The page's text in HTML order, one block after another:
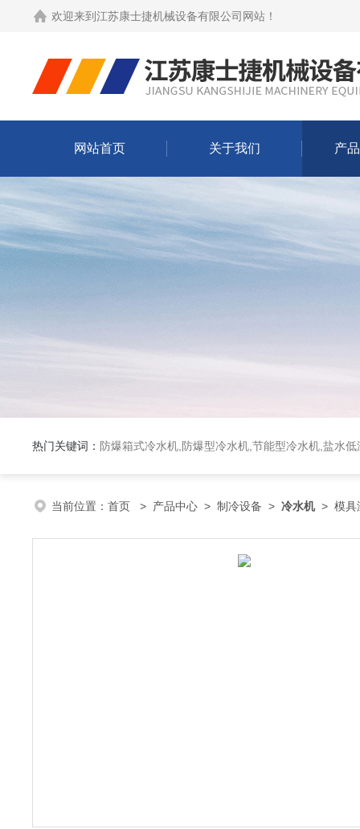
欢迎来到 江苏康士捷机械设备有限公司网站 ！
网站首页 关于我们 产
热门关键词： 防爆箱式冷水机,防爆型冷水机,节能型冷水机,盐水低
当前位置： 首页 > 产品中心 > 制冷设备 > 冷水机> 模具